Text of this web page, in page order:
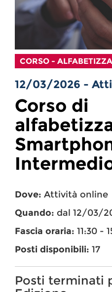
CORSO -
12/03/2026 -
Corso di
Dove: Attività online
Quando: dal 12/03/
Fascia oraria: 11:30 -
Posti disponibili: 17
Posti terminati